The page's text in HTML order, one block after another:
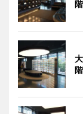
階
階